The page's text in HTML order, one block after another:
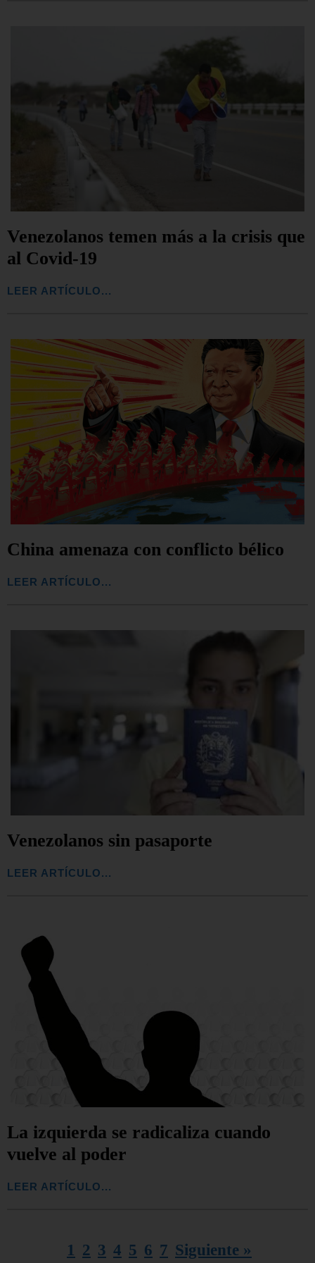
Venezolanos temen más a la crisis que
al Covid-19
LEER ARTÍCULO...
China amenaza con conflicto bélico
LEER ARTÍCULO...
Venezolanos sin pasaporte
LEER ARTÍCULO...
La izquierda se radicaliza cuando
vuelve al poder
LEER ARTÍCULO...
1 2 3 4 5 6 7 Siguiente »